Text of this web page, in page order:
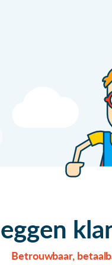
Betrouwbaar,